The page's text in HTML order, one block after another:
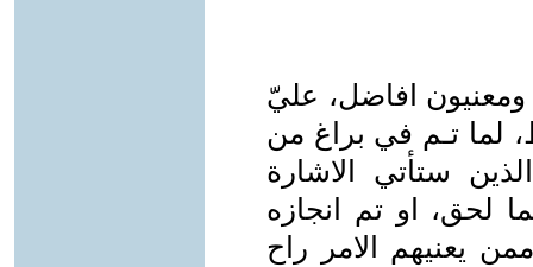
ومعنيون افاضل، عليّ
لما تـم في براغ من
ستأتي الاشارة
لحق، او تم انجازه
يعنيهم الامر راح